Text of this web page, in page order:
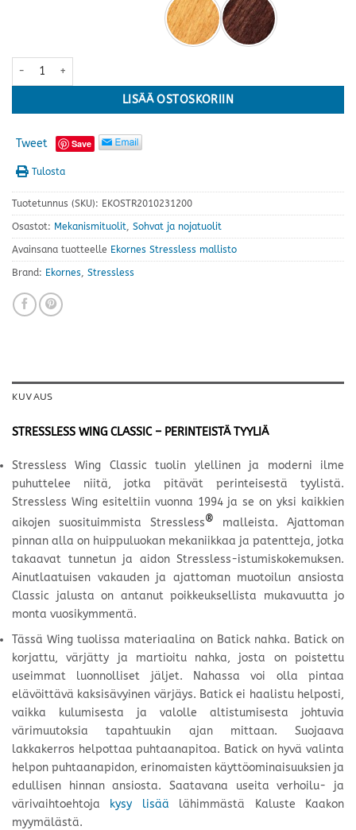
Stressless® Wing Classic tuoli+rahi, Batick kokonahka · useita värejä
LISÄÄ OSTOSKORIIN
Tweet Save
Tulosta
Tuotetunnus (SKU): EKOSTR2010231200
Osastot: Mekanismituolit Sohvat ja nojatuolit
Avainsana tuotteelle Ekornes Stressless mallisto
Brand: Ekornes Stressless
KUVAUS
STRESSLESS WING CLASSIC – PERINTEISTÄ TYYLIÄ
Stressless Wing Classic tuolin ylellinen ja moderni ilme
puhuttelee niitä, jotka pitävät perinteisestä tyylistä.
Stressless Wing esiteltiin vuonna 1994 ja se on yksi kaikkien
aikojen suosituimmista Stressless®
malleista. Ajattoman
pinnan alla on huippuluokan mekaniikkaa ja patentteja, jotka
takaavat tunnetun ja aidon Stressless-istumiskokemuksen.
Ainutlaatuisen vakauden ja ajattoman muotoilun ansiosta
Classic jalusta on antanut poikkeuksellista mukavuutta jo
monta vuosikymmentä.
Tässä Wing tuolissa materiaalina on Batick nahka. Batick on
korjattu, värjätty ja martioitu nahka, josta on poistettu
useimmat luonnolliset jäljet. Nahassa voi olla pintaa
elävöittävä kaksisävyinen värjäys. Batick ei haalistu helposti,
vaikka kulumisesta ja valolle altistumisesta johtuvia
värimuutoksia tapahtuukin ajan mittaan. Suojaava
lakkakerros helpottaa puhtaanapitoa. Batick on hyvä valinta
helpon puhtaanapidon, erinomaisten käyttöominaisuuksien ja
edullisen hinnan ansiosta. Saatavana useita verhoilu- ja
värivaihtoehtoja kysy lisää lähimmästä Kaluste Kaakon
myymälästä.